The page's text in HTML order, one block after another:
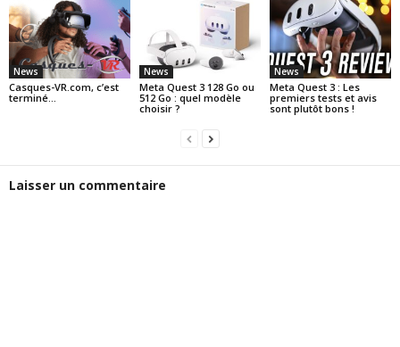
News
Casques-VR.com, c’est
terminé…
News
Meta Quest 3 128 Go ou
512 Go : quel modèle
choisir ?
News
Meta Quest 3 : Les
premiers tests et avis
sont plutôt bons !
Laisser un commentaire